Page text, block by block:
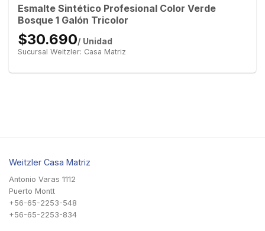
Esmalte Sintético Profesional Color Verde
Bosque 1 Galón Tricolor
$30.690/ Unidad
Sucursal Weitzler: Casa Matriz
Weitzler Casa Matriz
Antonio Varas 1112
Puerto Montt
+56-65-2253-548
+56-65-2253-834